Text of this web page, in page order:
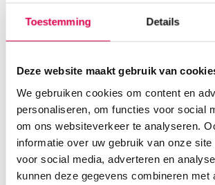
Toestemming Details
Deze website maakt gebruik van
We gebruiken cookies om content en
personaliseren, om functies voor social
om ons websiteverkeer te analyseren.
informatie over uw gebruik van onze
voor social media, adverteren en
kunnen deze gegevens combineren met
Heb je een vraag?
Of contacteer ons via een van de onderstaande
Onze klantenservice is bereikbaar van maandag